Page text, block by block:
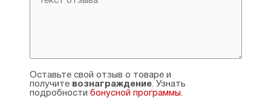
Оставьте свой отзыв о товаре и
получите вознаграждение. Узнать
подробности бонусной программы.